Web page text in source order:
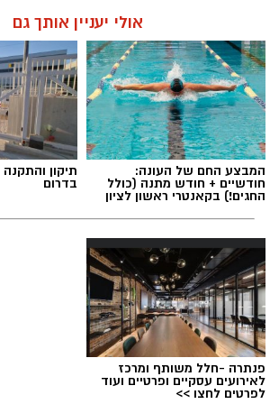
אולי יעניין אותך גם
המבצע החם של העונה:
חודשיים + חודש מתנה (כולל
החגים!) בקאנטרי ראשון לציון
תיקון
בדרום
פנתרה -חלל משותף ומרכז
לאירועים עסקיים ופרטיים ועוד
לפרטים לחצו >>